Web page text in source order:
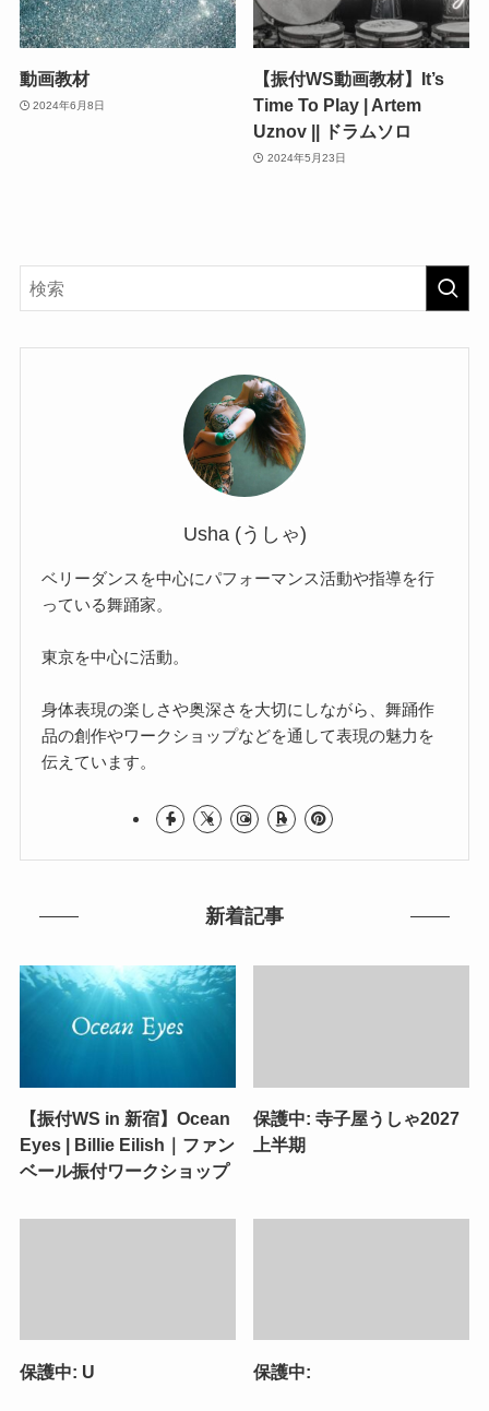
動画教材
2024年6月8日
【振付WS動画教材】It’s
Time To Play | Artem
Uznov || ドラムソロ
2024年5月23日
Usha (うしゃ)
ベリーダンスを中心にパフォーマンス活動や指導を行
っている舞踊家。
東京を中心に活動。
身体表現の楽しさや奥深さを大切にしながら、舞踊作
品の創作やワークショップなどを通して表現の魅力を
伝えています。
新着記事
【振付WS in 新宿】Ocean
Eyes | Billie Eilish｜ファン
ベール振付ワークショップ
保護中: 寺子屋うしゃ2027
上半期
保護中: U 保護中: